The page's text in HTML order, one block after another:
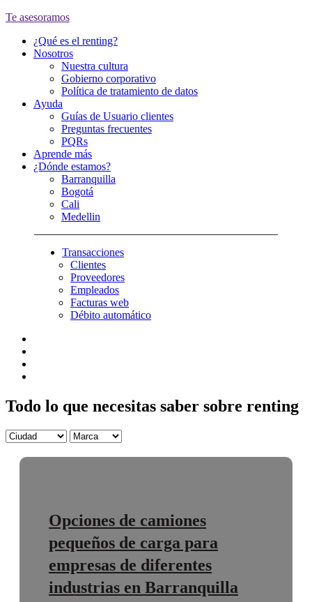
Te asesoramos
¿Qué es el renting?
Nosotros
Nuestra cultura
Gobierno corporativo
Política de tratamiento de datos
Ayuda
Guías de Usuario clientes
Preguntas frecuentes
PQRs
Aprende más
¿Dónde estamos?
Barranquilla
Bogotá
Cali
Medellin
Transacciones
Clientes
Proveedores
Empleados
Facturas web
Débito automático
Todo lo que necesitas saber sobre renting
Opciones de camiones
pequeños de carga para
empresas de diferentes
industrias en Barranquilla